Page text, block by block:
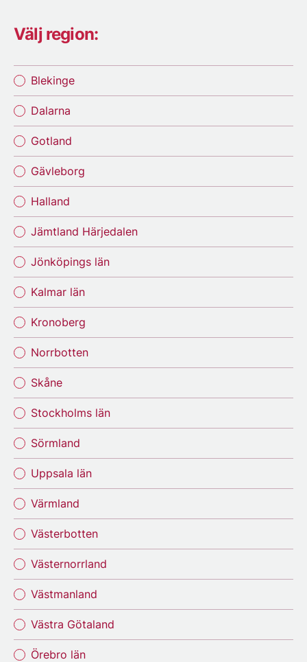
Välj region:
Blekinge
Dalarna
Gotland
Gävleborg
Halland
Jämtland Härjedalen
Jönköpings län
Kalmar län
Kronoberg
Norrbotten
Skåne
Stockholms län
Sörmland
Uppsala län
Värmland
Västerbotten
Västernorrland
Västmanland
Västra Götaland
Örebro län